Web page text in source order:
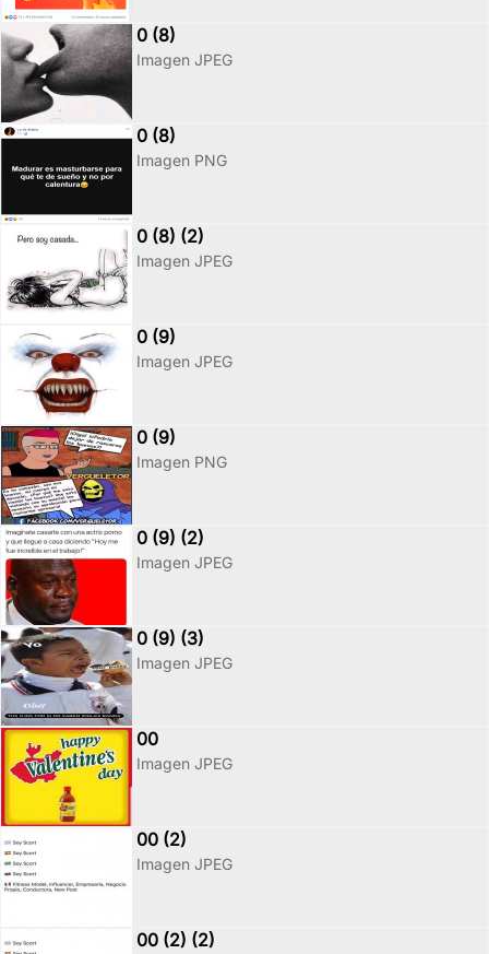
0 (8)
Imagen JPEG
0 (8)
Imagen PNG
0 (8) (2)
Imagen JPEG
0 (9)
Imagen JPEG
0 (9)
Imagen PNG
0 (9) (2)
Imagen JPEG
0 (9) (3)
Imagen JPEG
00
Imagen JPEG
00 (2)
Imagen JPEG
00 (2) (2)